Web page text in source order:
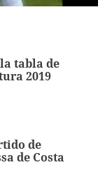
tabla de
2019
de
de Costa